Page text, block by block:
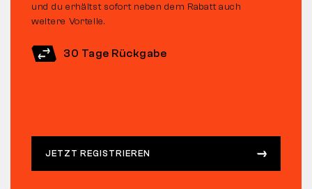
und du erhältst sofort neben dem Rabatt auch
weitere Vorteile.
30 Tage Rückgabe
JETZT REGISTRIEREN